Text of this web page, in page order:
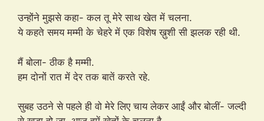
उन्होंने मुझसे कहा- कल तू मेरे साथ खेत में चलना.
ये कहते समय मम्मी के चेहरे में एक विशेष ख़ुशी सी झलक रही थी.
मैं बोला- ठीक है मम्मी.
हम दोनों रात में देर तक बातें करते रहे.
सुबह उठने से पहले ही वो मेरे लिए चाय लेकर आईं और बोलीं- जल्दी